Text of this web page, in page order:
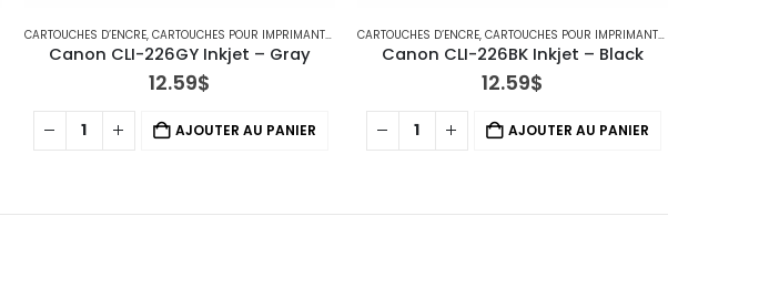
CARTOUCHES D’ENCRE, CARTOUCHES POUR IMPRIMANTES CANON
Canon CLI-226GY Inkjet – Gray
12.59$
AJOUTER AU PANIER
CARTOUCHES D’ENCRE, CARTOUCHES POUR IMPRIMANTES CANON
Canon CLI-226BK Inkjet – Black
12.59$
AJOUTER AU PANIER